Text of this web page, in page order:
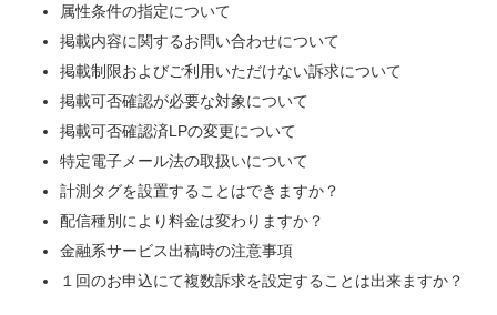
属性条件の指定について
掲載内容に関するお問い合わせについて
掲載制限およびご利用いただけない訴求について
掲載可否確認が必要な対象について
掲載可否確認済LPの変更について
特定電子メール法の取扱いについて
計測タグを設置することはできますか？
配信種別により料金は変わりますか？
金融系サービス出稿時の注意事項
１回のお申込にて複数訴求を設定することは出来ますか？